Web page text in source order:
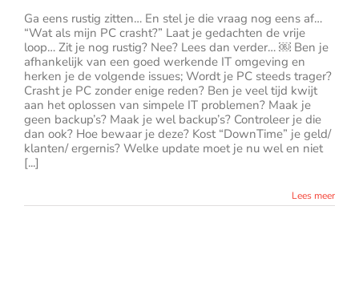
Ga eens rustig zitten… En stel je die vraag nog eens af…
“Wat als mijn PC crasht?” Laat je gedachten de vrije
loop… Zit je nog rustig? Nee? Lees dan verder… ￼ Ben je
afhankelijk van een goed werkende IT omgeving en
herken je de volgende issues; Wordt je PC steeds trager?
Crasht je PC zonder enige reden? Ben je veel tijd kwijt
aan het oplossen van simpele IT problemen? Maak je
geen backup’s? Maak je wel backup’s? Controleer je die
dan ook? Hoe bewaar je deze? Kost “DownTime” je geld/
klanten/ ergernis? Welke update moet je nu wel en niet
[...]
Lees meer